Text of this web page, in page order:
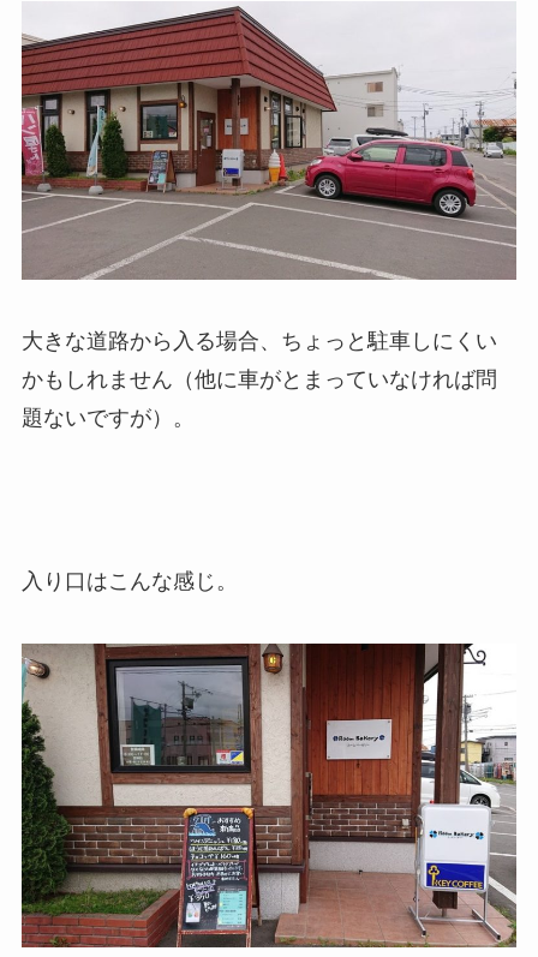
大きな道路から入る場合、ちょっと駐車しにくい
かもしれません（他に車がとまっていなければ問
題ないですが）。
入り口はこんな感じ。